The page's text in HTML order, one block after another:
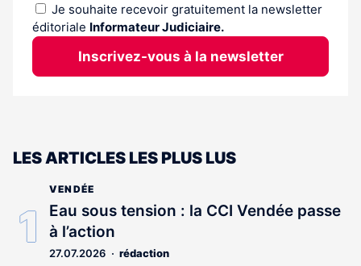
Je souhaite recevoir gratuitement la newsletter
éditoriale Informateur Judiciaire.
Inscrivez-vous à la newsletter
LES ARTICLES LES PLUS LUS
VENDÉE
Eau sous tension : la CCI Vendée passe
à l’action
27.07.2026 rédaction